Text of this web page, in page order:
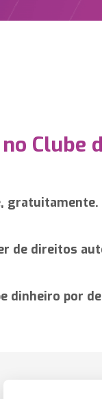
Clube
gratuitamente.
de direitos
dinheiro por